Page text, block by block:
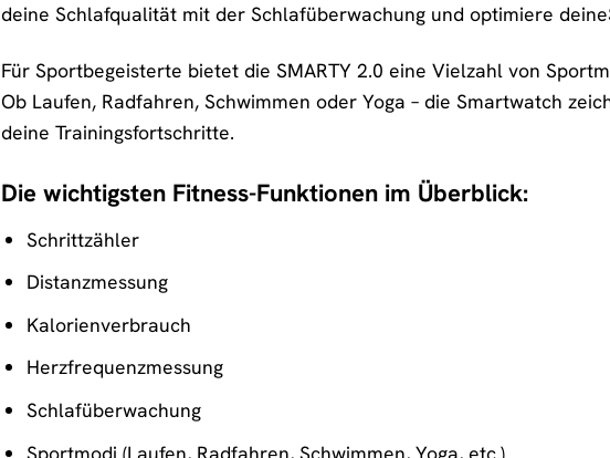
deine Schlafqualität mit der Schlafüberwachung und optimiere
Für Sportbegeisterte bietet die SMARTY 2.0 eine Vielzahl von
Ob Laufen, Radfahren, Schwimmen oder Yoga – die Smartwatch
deine Trainingsfortschritte.
Die wichtigsten Fitness-Funktionen im Überblick:
Schrittzähler
Distanzmessung
Kalorienverbrauch
Herzfrequenzmessung
Schlafüberwachung
Sportmodi (Laufen, Radfahren, Schwimmen, Yoga, etc.)